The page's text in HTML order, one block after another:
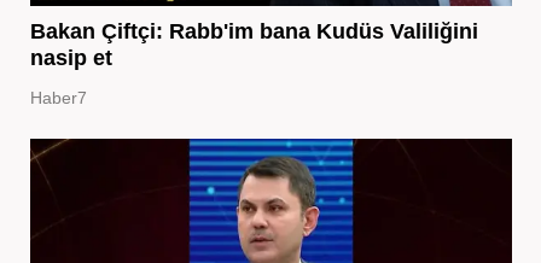
Bakan Çiftçi: Rabb'im bana Kudüs Valiliğini
nasip et
Haber7